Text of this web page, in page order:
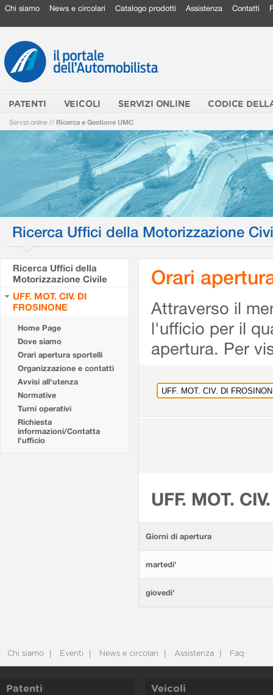
Chi siamo News e circolari Catalogo prodotti Assistenza Contatti
PATENTI VEICOLI SERVIZI ONLINE CODICE
Servizi online // Ricerca e Gestione UMC
Ricerca Uffici della Motorizzazione
Ricerca Uffici della
Motorizzazione Civile
UFF. MOT. CIV. DI
FROSINONE
Home Page
Dove siamo
Orari apertura sportelli
Organizzazione e contatti
Avvisi all'utenza
Normative
Turni operativi
Richiesta
informazioni/Contatta
l'ufficio
Orari
Attraverso il
l'ufficio per il
apertura. Per
UFF. MOT.
Giorni di apertura
martedi'
giovedi'
Chi siamo Eventi News e circolari Assistenza Faq
Patenti Veicoli